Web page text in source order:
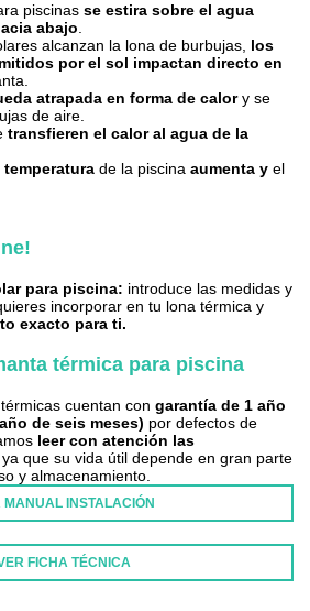
piscinas se estira sobre el agua
abajo.
alcanzan la lona de burbujas, los
por el sol impactan directo en
atrapada en forma de calory se
de aire.
transfieren el calor al agua de la
temperatura de la piscina aumenta y el
para piscina: introduce las medidas y
incorporar en tu lona térmica y
exacto para ti.
térmica para piscina
cuentan con garantía de 1 año
de seis meses) por defectos de
leer con atención las
ya que su vida útil depende en gran parte
y almacenamiento.
MANUAL INSTALACIÓN
FICHA TÉCNICA